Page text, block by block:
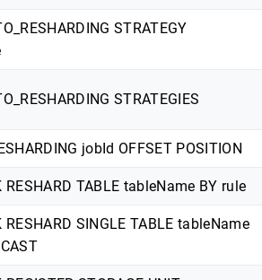
STRATEGY
STRATEGIES
jobId OFFSET POSITION
RESHARD TABLE tableName BY rule
RESHARD SINGLE TABLE tableName